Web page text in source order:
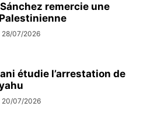
remercie une
28/07/2026
étudie l’arrestation de
20/07/2026